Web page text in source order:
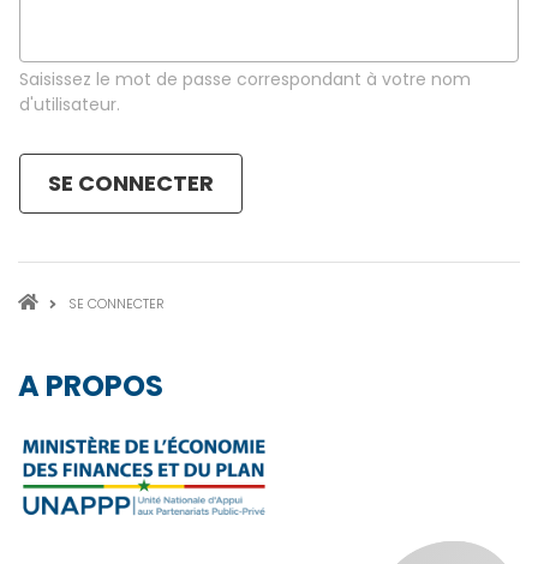
Saisissez le mot de passe correspondant à votre nom
d'utilisateur.
FIL
SE CONNECTER
A PROPOS